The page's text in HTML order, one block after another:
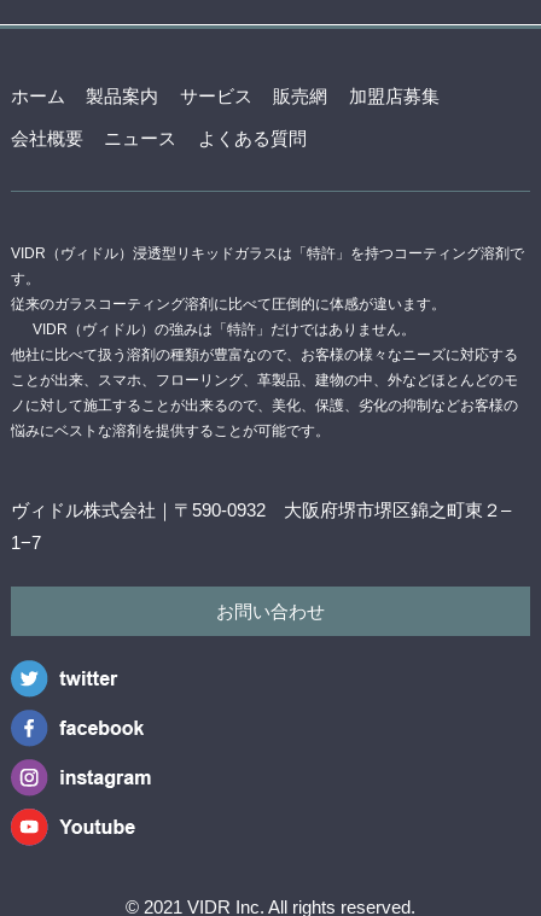
ホーム 製品案内 サービス 販売網 加盟店募集
会社概要 ニュース よくある質問
VIDR（ヴィドル）浸透型リキッドガラスは「特許」を持つコーティング溶剤で
す。
従来のガラスコーティング溶剤に比べて圧倒的に体感が違います。
VIDR（ヴィドル）の強みは「特許」だけではありません。
他社に比べて扱う溶剤の種類が豊富なので、お客様の様々なニーズに対応する
ことが出来、スマホ、フローリング、革製品、建物の中、外などほとんどのモ
ノに対して施工することが出来るので、美化、保護、劣化の抑制などお客様の
悩みにベストな溶剤を提供することが可能です。
ヴィドル株式会社｜〒590-0932 大阪府堺市堺区錦之町東２–
1−7
お問い合わせ
© 2021 VIDR Inc. All rights reserved.